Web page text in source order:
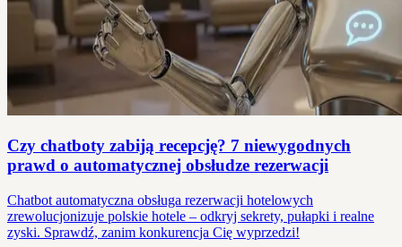
Czy chatboty zabiją recepcję? 7 niewygodnych
prawd o automatycznej obsłudze rezerwacji
Chatbot automatyczna obsługa rezerwacji hotelowych
zrewolucjonizuje polskie hotele – odkryj sekrety, pułapki i realne
zyski. Sprawdź, zanim konkurencja Cię wyprzedzi!